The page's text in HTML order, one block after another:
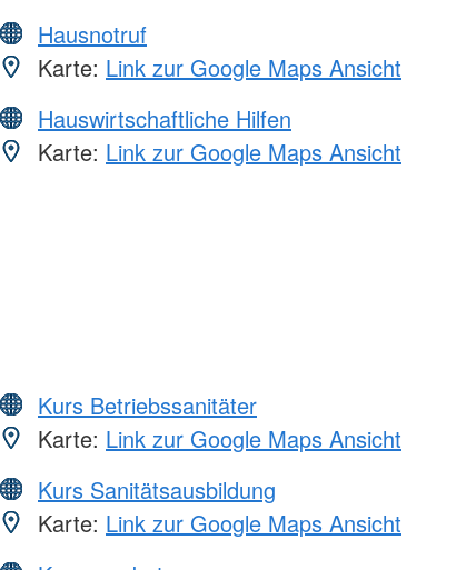
Hausnotruf
Karte: Link zur Google Maps Ansicht
Hauswirtschaftliche Hilfen
Karte: Link zur Google Maps Ansicht
Kurs Betriebssanitäter
Karte: Link zur Google Maps Ansicht
Kurs Sanitätsausbildung
Karte: Link zur Google Maps Ansicht